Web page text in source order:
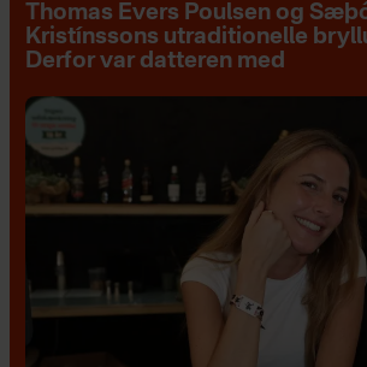
Thomas Evers Poulsen og
Kristínssons utraditionelle
Derfor var datteren med